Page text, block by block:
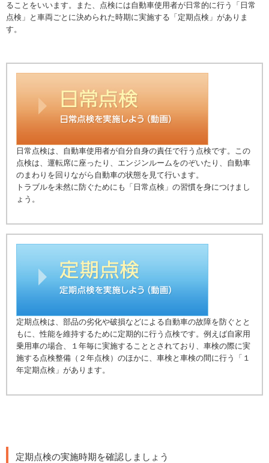
ることをいいます。また、点検には自動車使用者が日常的に行う「日常
点検」と車両ごとに決められた時期に実施する「定期点検」がありま
す。
日常点検は、自動車使用者が自分自身の責任で行う点検です。この
点検は、運転席に座ったり、エンジンルームをのぞいたり、自動車
のまわりを回りながら自動車の状態を見て行います。
トラブルを未然に防ぐためにも「日常点検」の習慣を身につけまし
ょう。
定期点検は、部品の劣化や破損などによる自動車の故障を防ぐとと
もに、性能を維持するために定期的に行う点検です。例えば自家用
乗用車の場合、１年毎に実施することとされており、車検の際に実
施する点検整備（２年点検）のほかに、車検と車検の間に行う「１
年定期点検」があります。
定期点検の実施時期を確認しましょう